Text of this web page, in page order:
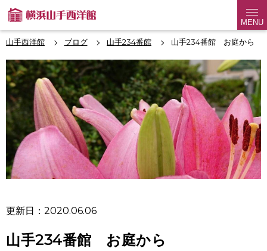
MENU
山手西洋館 ブログ 山手234番館 山手234番館 お庭から
更新日：2020.06.06
山手234番館 お庭から